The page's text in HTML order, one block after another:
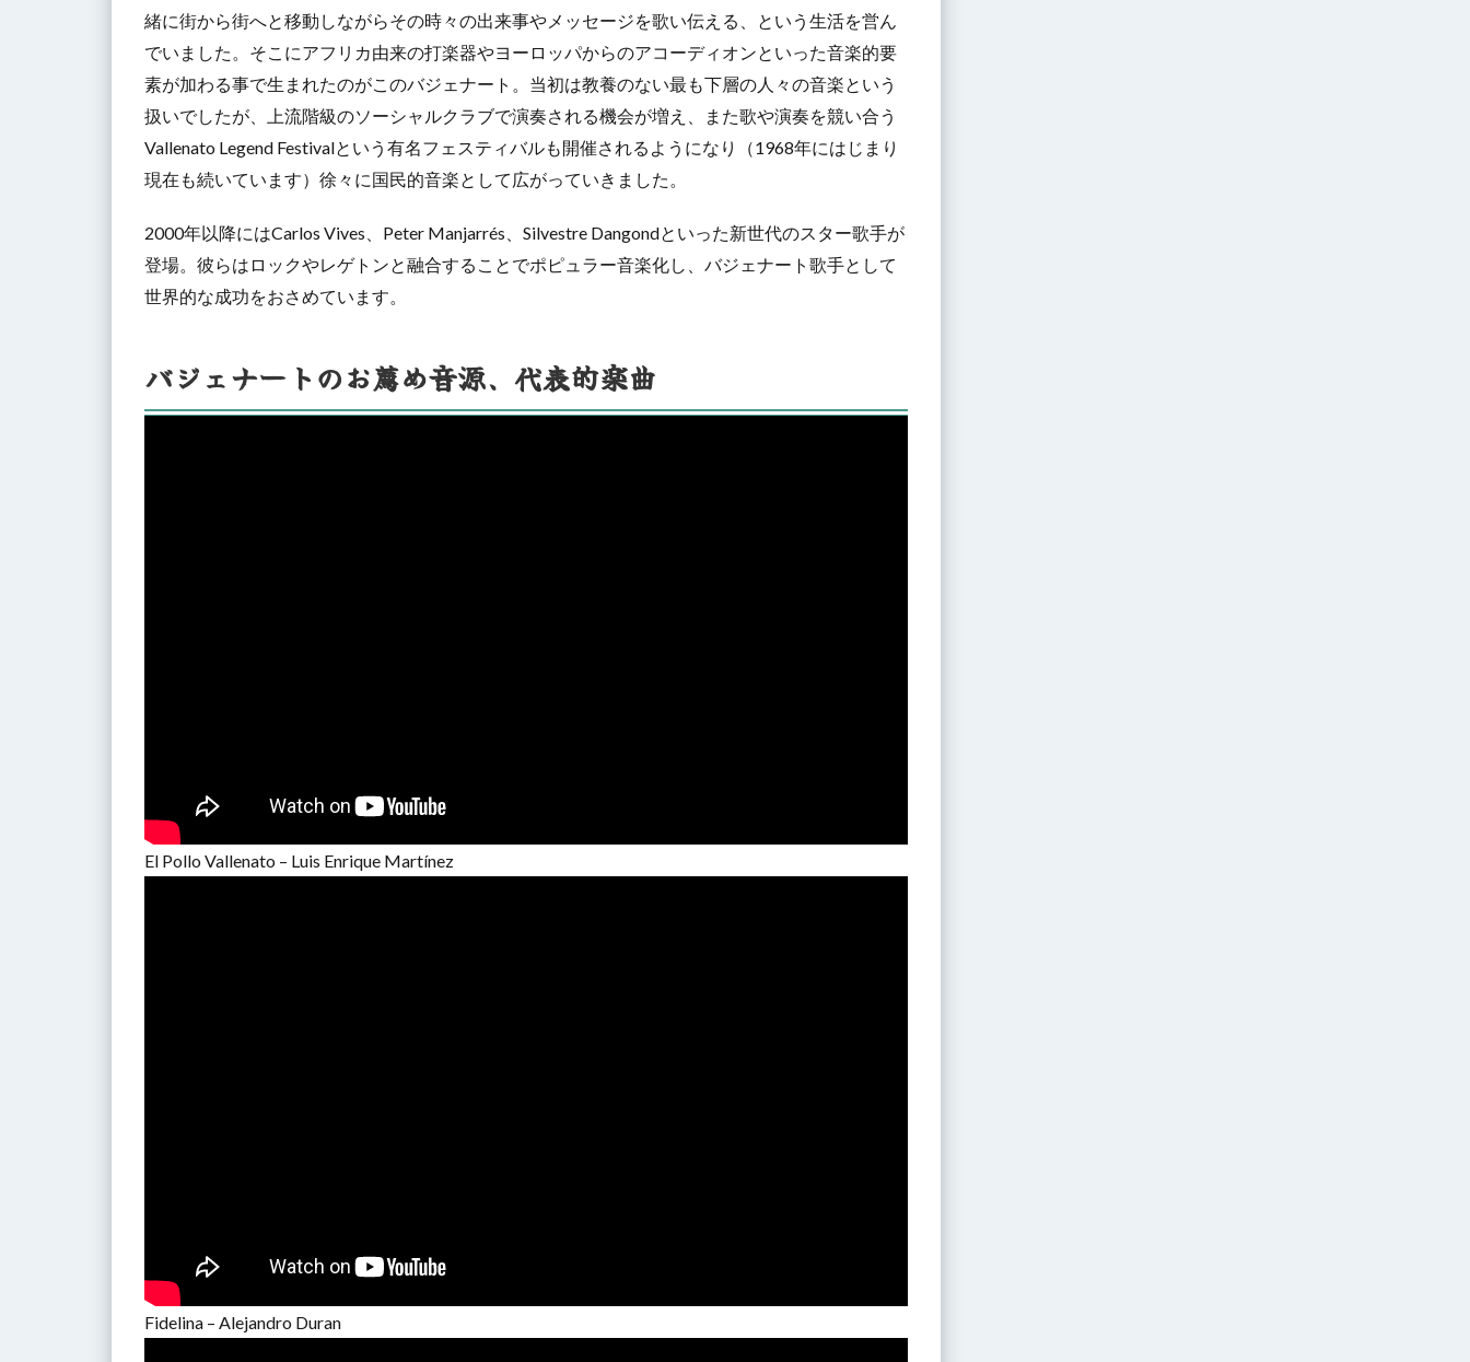
緒に街から街へと移動しながらその時々の出来事やメッセージを歌い伝える、という生活を営ん
でいました。そこにアフリカ由来の打楽器やヨーロッパからのアコーディオンといった音楽的要
素が加わる事で生まれたのがこのバジェナート。当初は教養のない最も下層の人々の音楽という
扱いでしたが、上流階級のソーシャルクラブで演奏される機会が増え、また歌や演奏を競い合う
Vallenato Legend Festivalという有名フェスティバルも開催されるようになり（1968年にはじまり
現在も続いています）徐々に国民的音楽として広がっていきました。
2000年以降にはCarlos Vives、Peter Manjarrés、Silvestre Dangondといった新世代のスター歌手が
登場。彼らはロックやレゲトンと融合することでポピュラー音楽化し、バジェナート歌手として
世界的な成功をおさめています。
バジェナートのお薦め音源、代表的楽曲
El Pollo Vallenato – Luis Enrique Martínez
Fidelina – Alejandro Duran